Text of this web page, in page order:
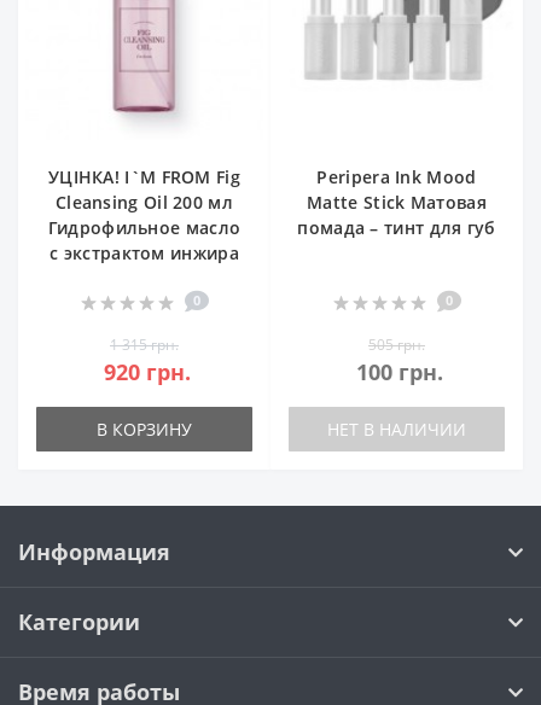
УЦІНКА! I`M FROM Fig
Cleansing Oil 200 мл
Гидрофильное масло
с экстрактом инжира
0
1 315 грн.
920 грн.
В КОРЗИНУ
Peripera Ink Mood
Matte Stick Матовая
помада – тинт для губ
0
505 грн.
100 грн.
НЕТ В НАЛИЧИИ
Информация
Категории
Время работы